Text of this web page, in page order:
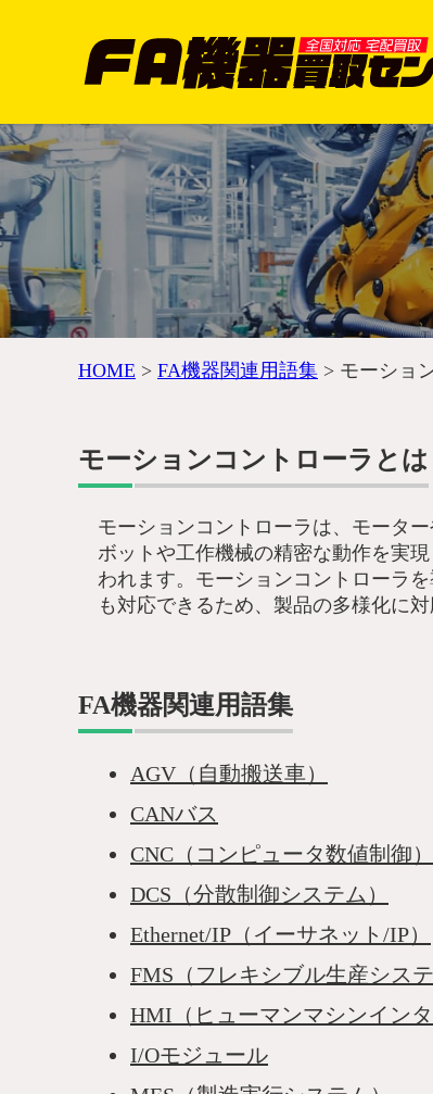
HOME > FA機器関連用語集 > モーショ
モーションコントローラとは
モーションコントローラは、モータ
ボットや工作機械の精密な動作を実
われます。モーションコントローラ
も対応できるため、製品の多様化に
FA機器関連用語集
AGV（自動搬送車）
CANバス
CNC（コンピュータ数値制御）
DCS（分散制御システム）
Ethernet/IP（イーサネット/IP）
FMS（フレキシブル生産システ
HMI（ヒューマンマシンインタ
I/Oモジュール